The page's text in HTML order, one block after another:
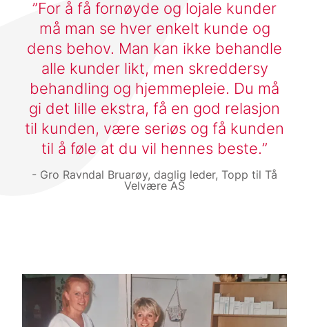
For å få fornøyde og lojale kunder
må man se hver enkelt kunde og
dens behov. Man kan ikke behandle
alle kunder likt, men skreddersy
behandling og hjemmepleie. Du må
gi det lille ekstra, få en god relasjon
til kunden, være seriøs og få kunden
til å føle at du vil hennes beste.
Gro Ravndal Bruarøy, daglig leder, Topp til Tå
Velvære AS